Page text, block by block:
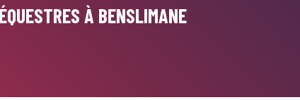
À BENSLIMANE